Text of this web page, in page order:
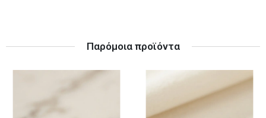
Παρόμοια προϊόντα